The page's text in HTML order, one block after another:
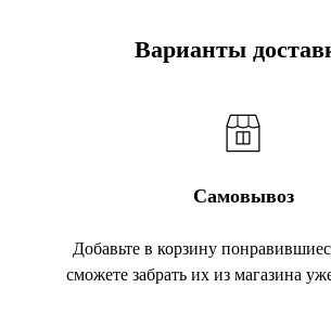
Варианты
Самовывоз
Добавьте в корзину
сможете забрать их из магазина